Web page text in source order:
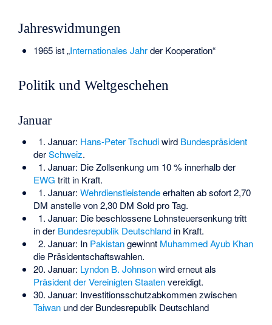
Jahreswidmungen
1965 ist „Internationales Jahrder Kooperation“
Politik und Weltgeschehen
Januar
1. Januar: Hans-Peter Tschudiwird Bundespräsident
derSchweiz.
1. Januar: Die Zollsenkung um 10 % innerhalb der
EWG tritt in Kraft.
1. Januar: Wehrdienstleistendeerhalten ab sofort 2,70
DM anstelle von 2,30 DM Sold pro Tag.
1. Januar: Die beschlossene Lohnsteuersenkung tritt
in der Bundesrepublik Deutschlandin Kraft.
2. Januar: In Pakistangewinnt Muhammed Ayub Khan
die Präsidentschaftswahlen.
20. Januar: Lyndon B. Johnsonwird erneut als
Präsident der Vereinigten Staatenvereidigt.
30. Januar: Investitionsschutzabkommen zwischen
Taiwanund der Bundesrepublik Deutschland